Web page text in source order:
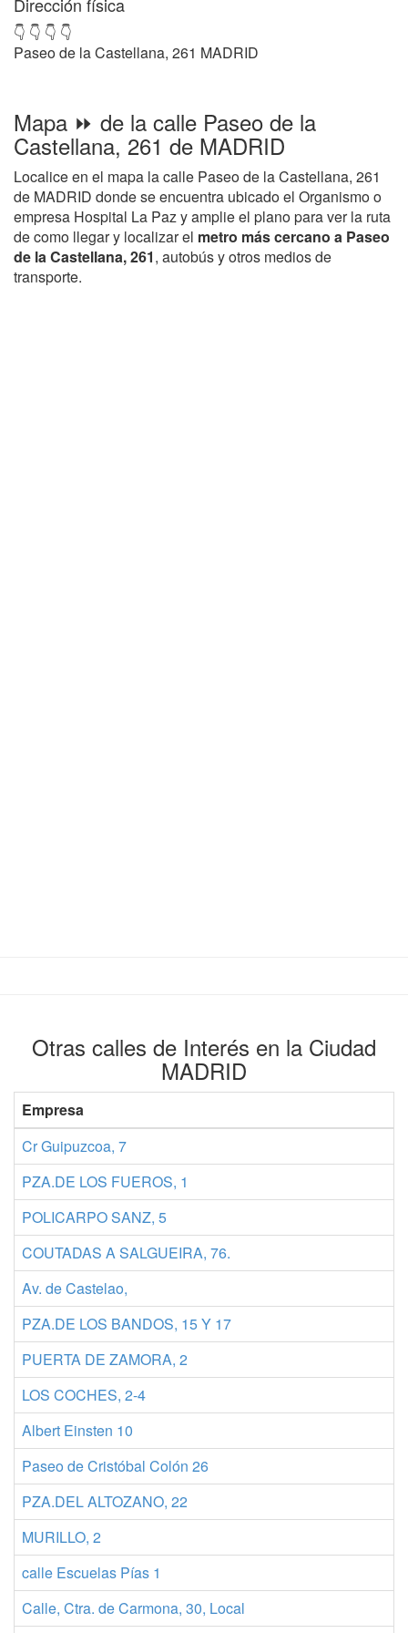
👇 👇 👇 👇
Paseo de la Castellana, 261 MADRID
Mapa ⏩ de la calle Paseo de la
Castellana, 261 de MADRID
Localice en el mapa la calle Paseo de la Castellana, 261
de MADRID donde se encuentra ubicado el Organismo o
empresa Hospital La Paz y amplie el plano para ver la ruta
de como llegar y localizar el metro más cercano a Paseo
de la Castellana, 261, autobús y otros medios de
transporte.
Otras calles de Interés en la Ciudad
MADRID
Empresa
Cr Guipuzcoa, 7
PZA.DE LOS FUEROS, 1
POLICARPO SANZ, 5
COUTADAS A SALGUEIRA, 76.
Av. de Castelao,
PZA.DE LOS BANDOS, 15 Y 17
PUERTA DE ZAMORA, 2
LOS COCHES, 2-4
Albert Einsten 10
Paseo de Cristóbal Colón 26
PZA.DEL ALTOZANO, 22
MURILLO, 2
calle Escuelas Pías 1
Calle, Ctra. de Carmona, 30, Local